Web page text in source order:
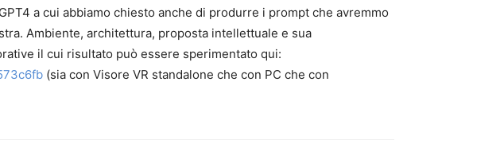
a cui abbiamo chiesto anche di produrre i prompt che avremmo
Ambiente, architettura, proposta intellettuale e sua
il cui risultato può essere sperimentato qui:
(sia con Visore VR standalone che con PC che con